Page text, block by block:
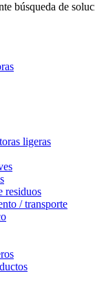
búsqueda de
ligeras
residuos
/ transporte